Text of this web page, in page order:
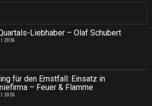
Liebhaber – Olaf Schubert
2026
für den Ernstfall: Einsatz in
– Feuer & Flamme
2026